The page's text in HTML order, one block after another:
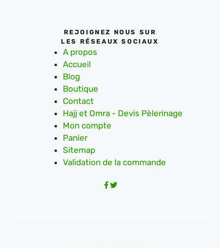
REJOIGNEZ NOUS SUR
LES RÉSEAUX SOCIAUX
A propos
Accueil
Blog
Boutique
Contact
Hajj et Omra - Devis Pèlerinage
Mon compte
Panier
Sitemap
Validation de la commande